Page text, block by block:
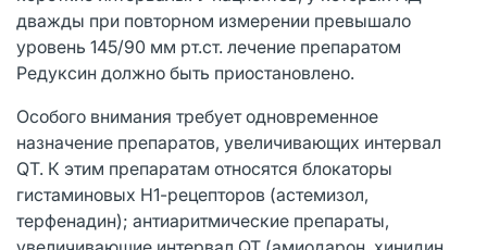
дважды при повторном измерении превышало
уровень 145/90 мм рт.ст. лечение препаратом
Редуксин должно быть приостановлено.
Особого внимания требует одновременное
назначение препаратов, увеличивающих интервал
QТ. К этим препаратам относятся блокаторы
гистаминовых Н1-рецепторов (астемизол,
терфенадин); антиаритмические препараты,